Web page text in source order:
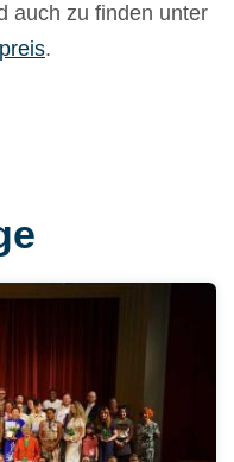
auch zu finden unter
.